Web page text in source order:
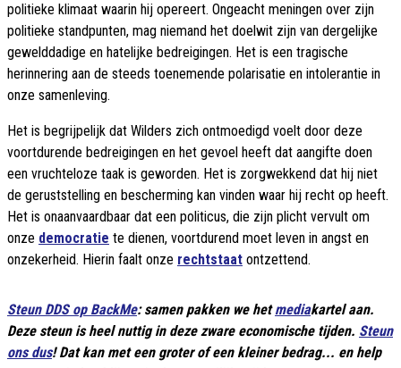
politieke klimaat waarin hij opereert. Ongeacht meningen over zijn
politieke standpunten, mag niemand het doelwit zijn van dergelijke
gewelddadige en hatelijke bedreigingen. Het is een tragische
herinnering aan de steeds toenemende polarisatie en intolerantie in
onze samenleving.
Het is begrijpelijk dat Wilders zich ontmoedigd voelt door deze
voortdurende bedreigingen en het gevoel heeft dat aangifte doen
een vruchteloze taak is geworden. Het is zorgwekkend dat hij niet
de geruststelling en bescherming kan vinden waar hij recht op heeft.
Het is onaanvaardbaar dat een politicus, die zijn plicht vervult om
onze democratie te dienen, voortdurend moet leven in angst en
onzekerheid. Hierin faalt onze rechtstaat ontzettend.
Steun DDS op BackMe: samen pakken we hetmediakartel aan.
Deze steun is heel nuttig in deze zware economische tijden. Steun
ons dus! Dat kan met een groter of een kleiner bedrag... en help